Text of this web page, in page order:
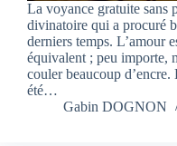
La voyance gratuite sans
divinatoire qui a procuré
derniers temps. L’amour
équivalent ; peu importe,
couler beaucoup
été…
Gabin DOGNON